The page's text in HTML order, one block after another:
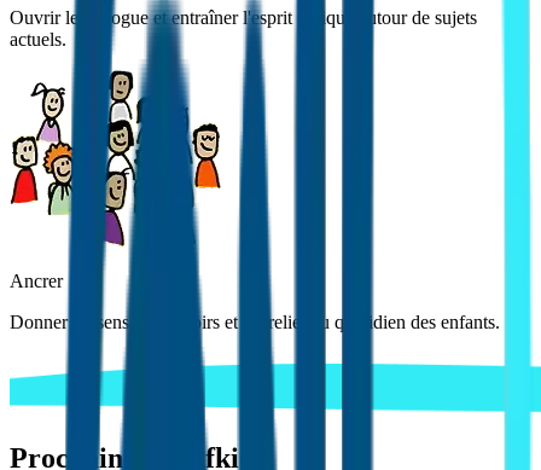
Ouvrir le dialogue et entraîner l'esprit critique autour de sujets
actuels.
Ancrer
Donner du sens aux savoirs et les relier au quotidien des enfants.
Prochaines Confkids